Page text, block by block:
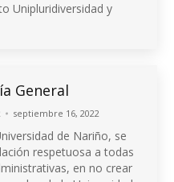
Unipluridiversidad y
General
septiembre 16, 2022
de Nariño, se
respetuosa a todas
en no crear